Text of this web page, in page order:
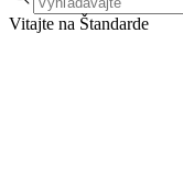
Vitajte na Štandarde